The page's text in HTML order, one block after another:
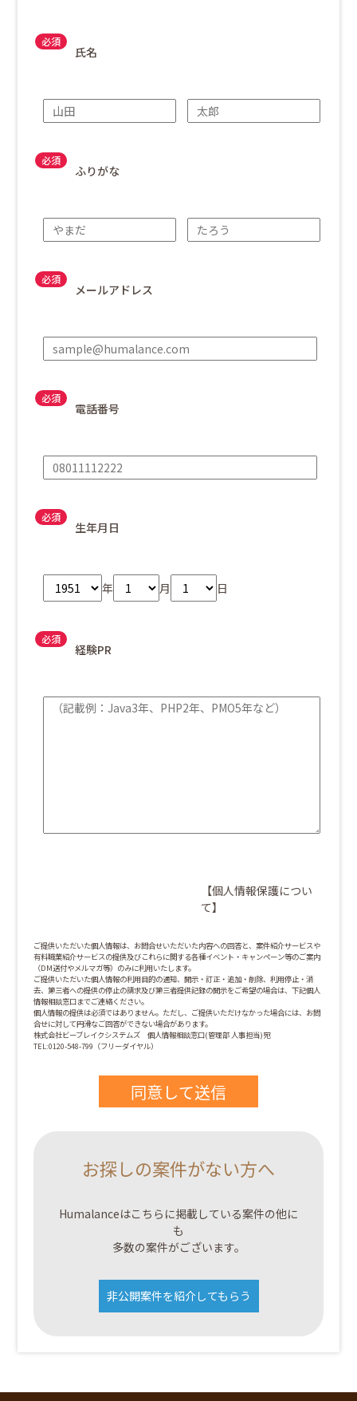
氏名
ふりがな
メールアドレス
電話番号
生年月日
年 月 日
経験PR
【個人情報保護につい
て】
ご提供いただいた個人情報は、お問合せいただいた内容への回答と、案件紹介サービスや
有料職業紹介サービスの提供及びこれらに関する各種イベント・キャンペーン等のご案内
（DM送付やメルマガ等）のみに利用いたします。
ご提供いただいた個人情報の利用目的の通知、開示・訂正・追加・削除、利用停止・消
去、第三者への提供の停止の請求及び第三者提供記録の開示をご希望の場合は、下記個人
情報相談窓口までご連絡ください。
個人情報の提供は必須ではありません。ただし、ご提供いただけなかった場合には、お問
合せに対して円滑なご回答ができない場合があります。
株式会社ビーブレイクシステムズ 個人情報相談窓口(管理部 人事担当)宛
TEL:0120-548-799（フリーダイヤル）
お探しの案件がない方へ
Humalanceはこちらに掲載している案件の他に
も
多数の案件がございます。
非公開案件を紹介してもらう